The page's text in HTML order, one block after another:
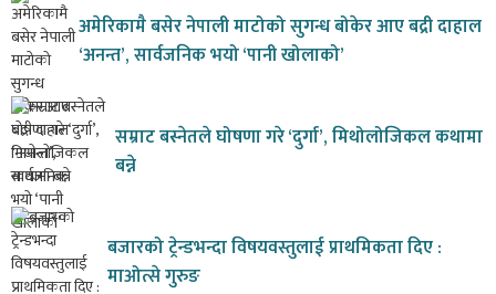
अमेरिकामै बसेर नेपाली माटोको सुगन्ध बोकेर आए बद्री दाहाल
‘अनन्त’, सार्वजनिक भयो ‘पानी खोलाको’
सम्राट बस्नेतले घोषणा गरे ‘दुर्गा’, मिथोलोजिकल कथामा
बन्ने
बजारको ट्रेन्डभन्दा विषयवस्तुलाई प्राथमिकता दिए :
माओत्से गुरुङ